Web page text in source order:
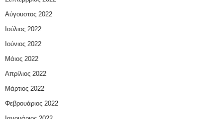
Αύγουστος 2022
Ιούλιος 2022
Ιούνιος 2022
Μάιος 2022
Απρίλιος 2022
Μάρτιος 2022
Φεβρουάριος 2022